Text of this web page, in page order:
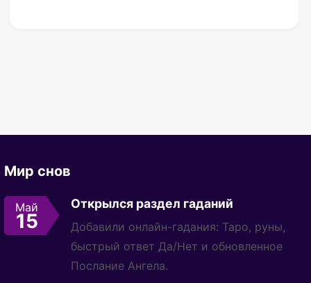
Мир снов
Май
15
Открылся раздел гаданий
Добавили онлайн-гадания: Таро, руны,
быстрый ответ Да/Нет и обновленное
Послание Ангела.